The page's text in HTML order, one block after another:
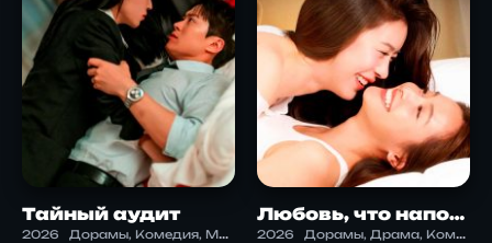
Тайный аудит
2026 Дорамы, Комедия, Мелодрама, Романтика
Любовь, что наполняет
2026 Дорамы, Драма, Комедия, Романтика